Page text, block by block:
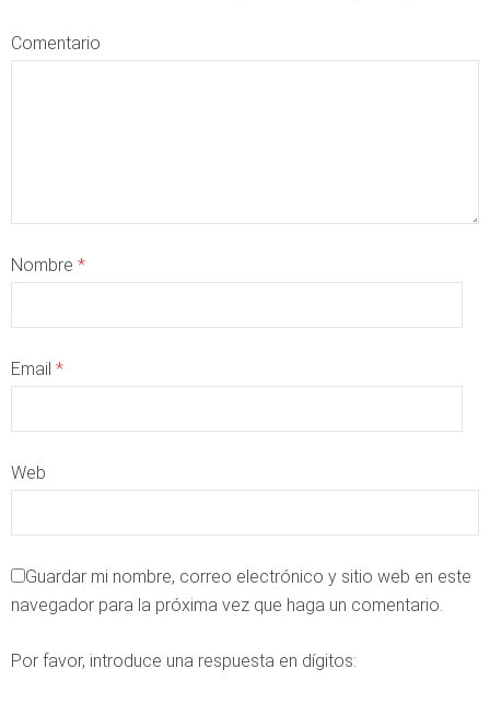
Comentario
Nombre *
Email *
Web
Guardar mi nombre, correo electrónico y sitio web en este
navegador para la próxima vez que haga un comentario.
Por favor, introduce una respuesta en dígitos: